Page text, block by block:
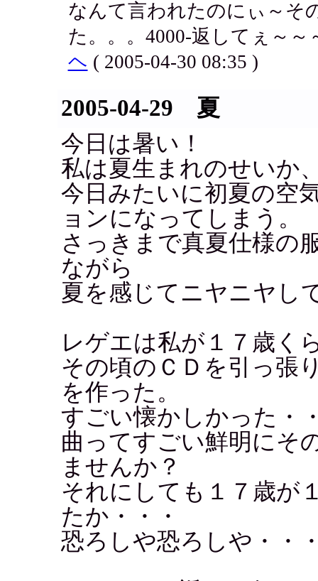
なんて言われたのにぃ～そ
た。。。4000-返してぇ～
ヘ ( 2005-04-30 08:35 )
2005-04-29 夏
今日は暑い！
私は夏生まれのせいか
今日みたいに初夏の空
ョンになってしまう。
さっきまで真夏仕様の
ながら
夏を感じてニヤニヤし
レゲエは私が１７歳く
その頃のＣＤを引っ張
を作った。
すごい懐かしかった・
曲ってすごい鮮明にそ
ませんか？
それにしても１７歳が
たか・・・
恐ろしや恐ろしや・・